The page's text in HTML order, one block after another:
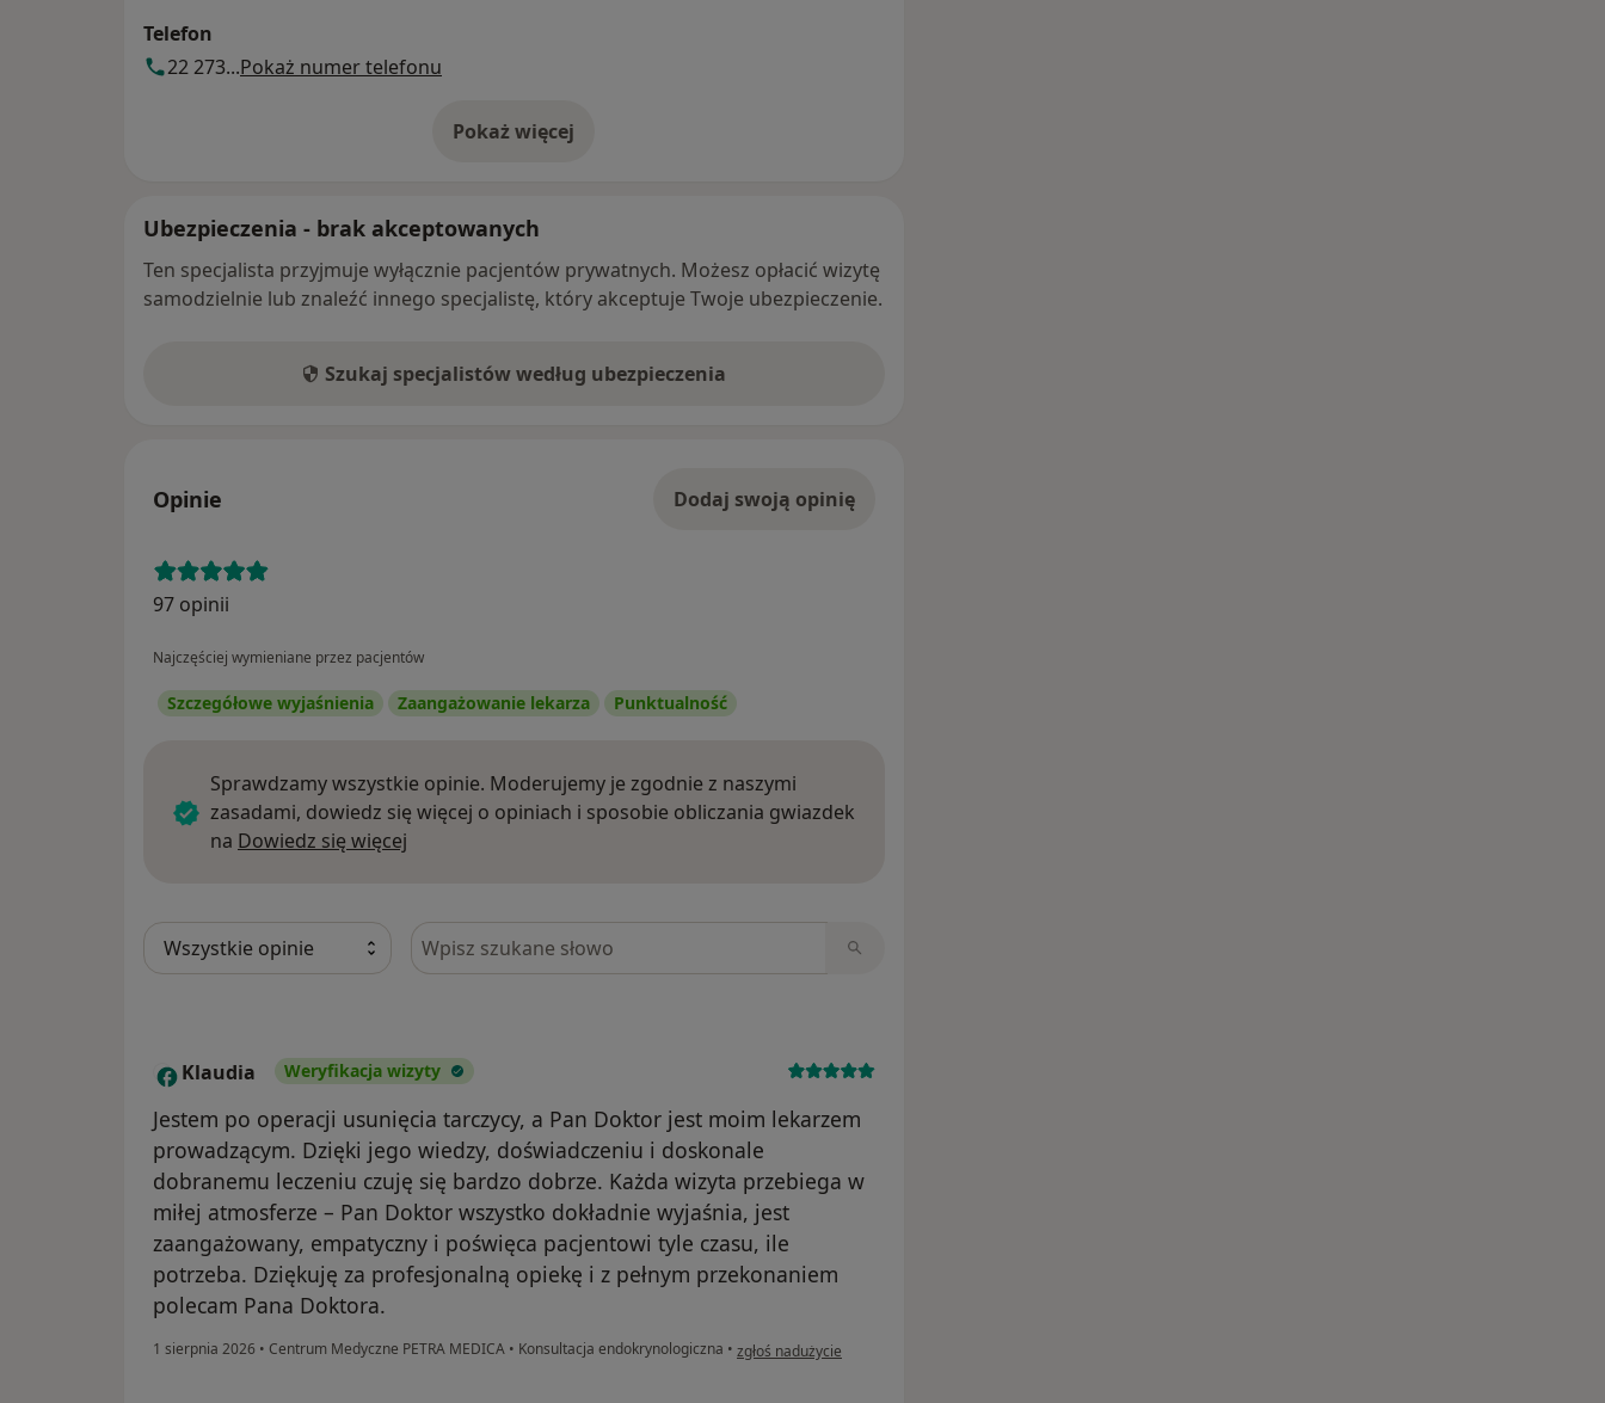
Telefon
22 273...Pokaż numer telefonu
Pokaż więcej
o adresie
Ubezpieczenia - brak akceptowanych
Ten specjalista przyjmuje wyłącznie pacjentów prywatnych. Możesz opłacić wizytę
samodzielnie lub znaleźć innego specjalistę, który akceptuje Twoje ubezpieczenie.
Szukaj specjalistów według ubezpieczenia
Opinie Dodaj swoją opinię
97 opinii
Najczęściej wymieniane przez pacjentów
Szczegółowe wyjaśnienia Zaangażowanie lekarza Punktualność
Sprawdzamy wszystkie opinie. Moderujemy je zgodnie z naszymi
zasadami, dowiedz się więcej o opiniach i sposobie obliczania gwiazdek
na Dowiedz się więcej
Szukaj w opiniach
K Klaudia Weryfikacja wizyty
Jestem po operacji usunięcia tarczycy, a Pan Doktor jest moim lekarzem
prowadzącym. Dzięki jego wiedzy, doświadczeniu i doskonale
dobranemu leczeniu czuję się bardzo dobrze. Każda wizyta przebiega w
miłej atmosferze – Pan Doktor wszystko dokładnie wyjaśnia, jest
zaangażowany, empatyczny i poświęca pacjentowi tyle czasu, ile
potrzeba. Dziękuję za profesjonalną opiekę i z pełnym przekonaniem
polecam Pana Doktora.
1 sierpnia 2026 • Centrum Medyczne PETRA MEDICA • Konsultacja endokrynologiczna • w opinii użytkownika Klaudia
zgłoś nadużycie